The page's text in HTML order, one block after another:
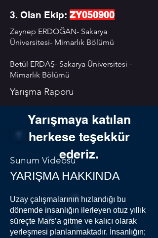
Sunum Videosu
3. Olan Ekip: ZY050900
Zeynep ERDOĞAN- Sakarya
Üniversitesi- Mimarlık Bölümü
Betül ERDAŞ- Sakarya Üniversitesi -
Mimarlık Bölümü
Yarışma Raporu
Sunum Videosu
Yarışmaya katılan
herkese teşekkür
ederiz.
YARIŞMA HAKKINDA
Uzay çalışmalarının hızlandığı bu
dönemde insanlığın ilerleyen otuz yıllık
süreçte Mars’a gitme ve kalıcı olarak
yerleşmesi planlanmaktadır. İnsanlığın;